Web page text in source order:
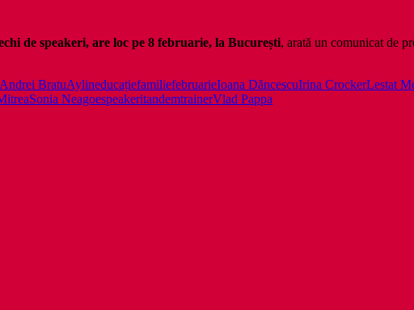
de speakeri, are loc pe 8 februarie, la București, arată un comunicat de
Andrei BratuAylineducațiefamiliefebruarieIoana DăncescuIrina CrockerLestat
Sonia NeagoespeakeritandemtrainerVlad Pappa